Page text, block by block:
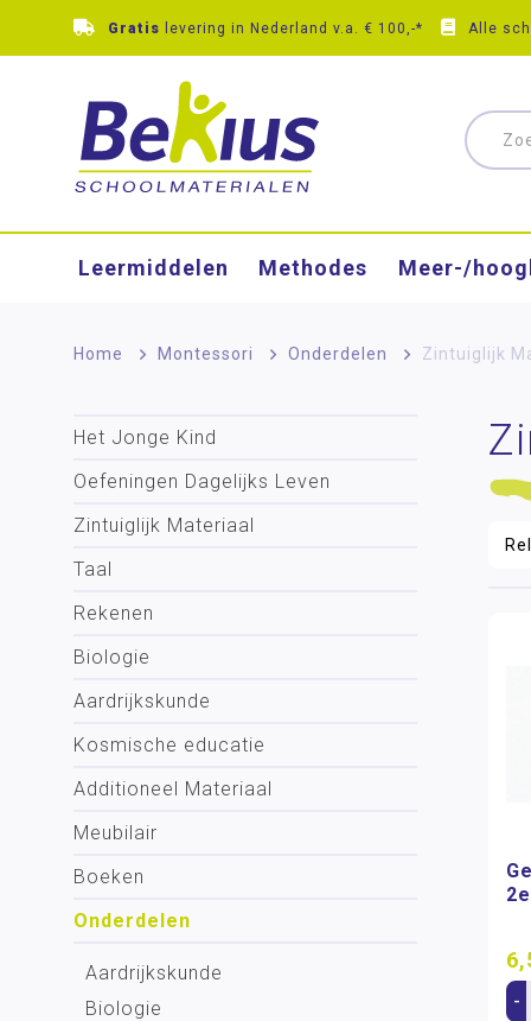
Gratis levering in Nederland v.a. € 100,-* Alle
Leermiddelen Methodes Meer-/
Home > Montessori > Onderdelen > Zintuiglijk
Het Jonge Kind
Oefeningen Dagelijks Leven
Zintuiglijk Materiaal
Taal
Rekenen
Biologie
Aardrijkskunde
Kosmische educatie
Additioneel Materiaal
Meubilair
Boeken
Onderdelen
Aardrijkskunde
Biologie
-